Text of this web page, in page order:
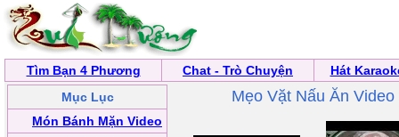
Tìm Bạn 4 Phương Chat - Trò Chuyện
Hát
Mục Lục
Món Bánh Mặn Video
Mẹo Vặt Nấu Ăn